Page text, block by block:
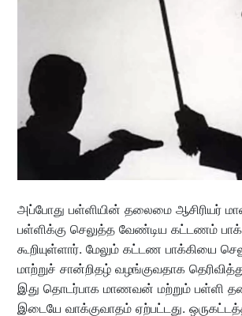
அப்போது பள்ளியின் தலைமை ஆசிரியர்
பள்ளிக்கு செலுத்த வேண்டிய கட்டணம்
கூறியுள்ளார். மேலும் கட்டண பாக்கியை
மாற்றுச் சான்றிதழ் வழங்குவதாக
இது தொடர்பாக மாணவன் மற்றும் பள்ளி
இடையே வாக்குவாதம் ஏற்பட்டது.